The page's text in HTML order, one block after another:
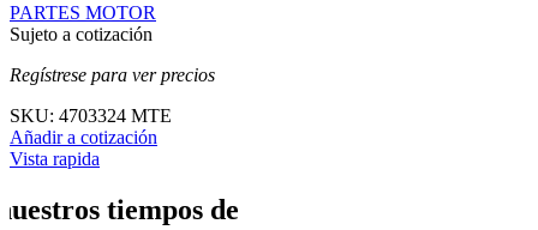
PARTES MOTOR
Sujeto a cotización
Regístrese para ver precios
SKU: 4703324 MTE
Añadir a cotización
Vista rapida
tiempos de